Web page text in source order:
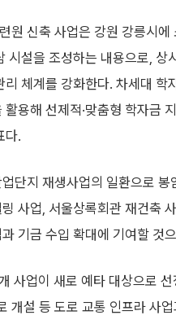
원 신축 사업은 강원 강릉시에
시설을 조성하는 내용으로, 상
리 체계를 강화한다. 차세대
용해 선제적·맞춤형 학자금
다.
단지 재생사업의 일환으로
사업, 서울상록회관 재건축
기금 수입 확대에 기여할 것
사업이 새로 예타 대상으로
개설 등 도로 교통 인프라 사